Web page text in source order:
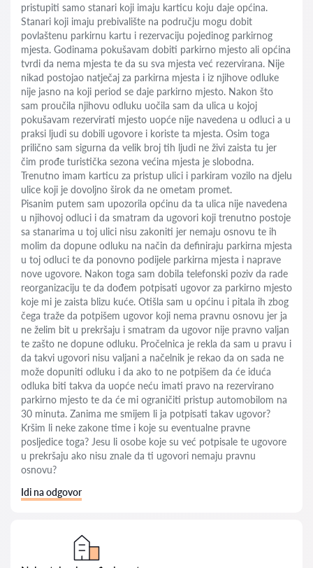
pristupiti samo stanari koji imaju karticu koju daje općina.
Stanari koji imaju prebivalište na području mogu dobit
povlaštenu parkirnu kartu i rezervaciju pojedinog parkirnog
mjesta. Godinama pokušavam dobiti parkirno mjesto ali općina
tvrdi da nema mjesta te da su sva mjesta već rezervirana. Nije
nikad postojao natječaj za parkirna mjesta i iz njihove odluke
nije jasno na koji period se daje parkirno mjesto. Nakon što
sam proučila njihovu odluku uočila sam da ulica u kojoj
pokušavam rezervirati mjesto uopće nije navedena u odluci a u
praksi ljudi su dobili ugovore i koriste ta mjesta. Osim toga
prilično sam sigurna da velik broj tih ljudi ne živi zaista tu jer
čim prođe turistička sezona većina mjesta je slobodna.
Trenutno imam karticu za pristup ulici i parkiram vozilo na djelu
ulice koji je dovoljno širok da ne ometam promet.
Pisanim putem sam upozorila općinu da ta ulica nije navedena
u njihovoj odluci i da smatram da ugovori koji trenutno postoje
sa stanarima u toj ulici nisu zakoniti jer nemaju osnovu te ih
molim da dopune odluku na način da definiraju parkirna mjesta
u toj odluci te da ponovno podijele parkirna mjesta i naprave
nove ugovore. Nakon toga sam dobila telefonski poziv da rade
reorganizaciju te da dođem potpisati ugovor za parkirno mjesto
koje mi je zaista blizu kuće. Otišla sam u općinu i pitala ih zbog
čega traže da potpišem ugovor koji nema pravnu osnovu jer ja
ne želim bit u prekršaju i smatram da ugovor nije pravno valjan
te zašto ne dopune odluku. Pročelnica je rekla da sam u pravu i
da takvi ugovori nisu valjani a načelnik je rekao da on sada ne
može dopuniti odluku i da ako to ne potpišem da će iduća
odluka biti takva da uopće neću imati pravo na rezervirano
parkirno mjesto te da će mi ograničiti pristup automobilom na
30 minuta. Zanima me smijem li ja potpisati takav ugovor?
Kršim li neke zakone time i koje su eventualne pravne
posljedice toga? Jesu li osobe koje su već potpisale te ugovore
u prekršaju ako nisu znale da ti ugovori nemaju pravnu
osnovu?
Idi na odgovor